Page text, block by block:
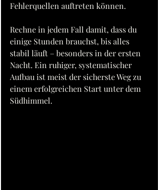
Fehlerquellen auftreten können.
Rechne in jedem Fall damit, dass du
einige Stunden brauchst, bis alles
stabil läuft – besonders in der ersten
Nacht. Ein ruhiger, systematischer
Aufbau ist meist der sicherste Weg zu
einem erfolgreichen Start unter dem
Südhimmel.